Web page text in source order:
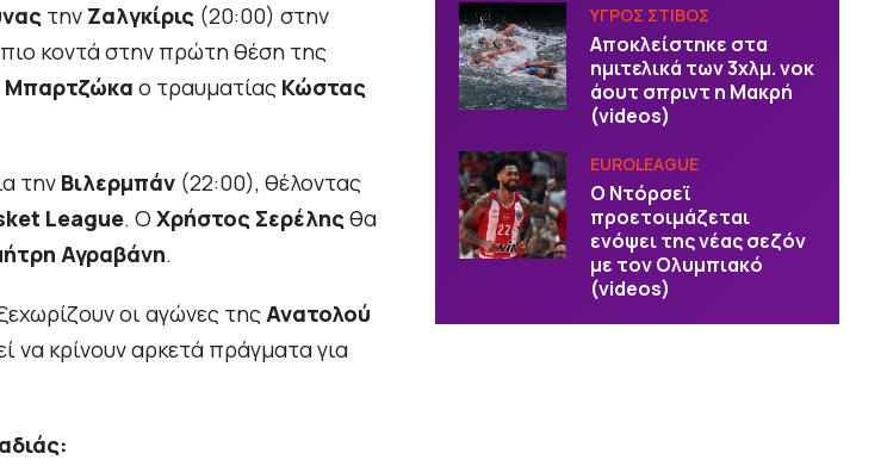
την Ζαλγκίρις (20:00) στην
κοντά στην πρώτη θέση της
Μπαρτζώκα ο τραυματίας Κώστας
την Βιλερμπάν (22:00), θέλοντας
League. Ο Χρήστος Σερέλης θα
Αγραβάνη.
οι αγώνες τηςΑνατολού
να κρίνουν αρκετά πράγματα για
ΥΓΡΟΣ ΣΤΙΒΟΣ
Αποκλείστηκε στα
ημιτελικά των 3χλμ. νοκ
άουτ σπριντ η Μακρή
(videos)
EUROLEAGUE
Ο Ντόρσεϊ
προετοιμάζεται
ενόψει της νέας σεζόν
με τον Ολυμπιακό
(videos)